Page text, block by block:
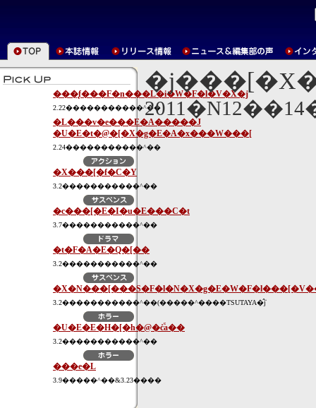
���̘f���F�n���L�i�W�F�l�V�X�j
2.22�����������^��
�L���v�e���E�A�����J
�U�E�t�@�[�X�g�E�A�x���W���[
2.24�����������^��
�X���[�f�C�Y
3.2�����������^��
�c���[�E�I�u�E���C�t
3.7�����������^��
�t�F�A�E�Q�[��
3.2�����������^��
3.2�����������^��(�����^����TSUTAYA�̂݁j
�U�E�E�H�[�h�@�ċ֕a��
3.2�����������^��
���e�L
3.9�����^��&3.23����